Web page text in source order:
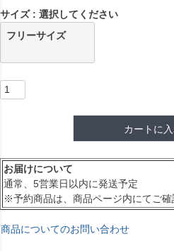
サイズ
選択してください
フリーサイズ
カートに
お届けについて
通常、5営業日以内に発送予定
※予約商品は、商品ページ内にてご確
商品についてのお問い合わせ